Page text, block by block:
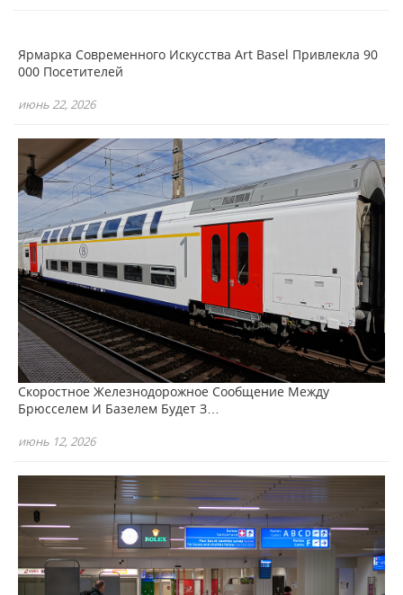
Ярмарка Современного Искусства Art Basel Привлекла 90
000 Посетителей
июнь 22, 2026
Скоростное Железнодорожное Сообщение Между
Брюсселем И Базелем Будет З…
июнь 12, 2026